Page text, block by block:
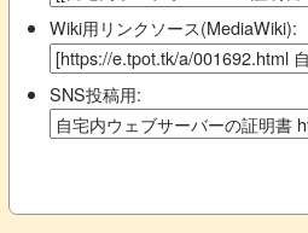
Wiki用リンクソース(MediaWiki):
SNS投稿用: